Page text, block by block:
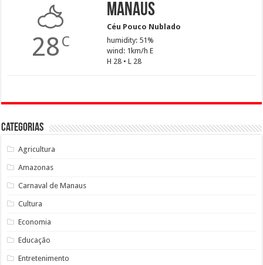
28 C
Manaus
Céu Pouco Nublado
humidity: 51%
wind: 1km/h E
H 28 • L 28
Categorias
Agricultura
Amazonas
Carnaval de Manaus
Cultura
Economia
Educação
Entretenimento